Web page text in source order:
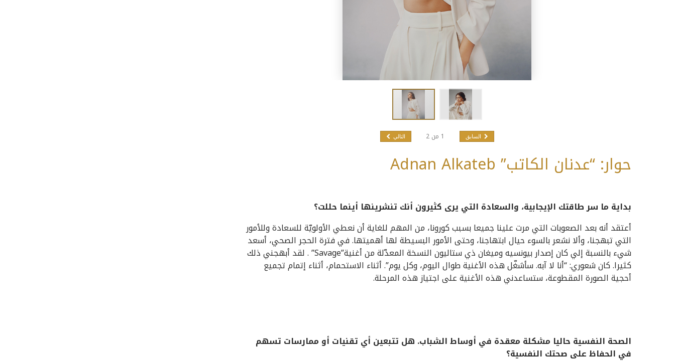
السابق 1 من 2 التالي
حوار: “عدنان الكاتب” Adnan Alkateb
بداية ما سر طاقتك الإيجابية، والسعادة التي يرى كثيرون أنك تنشرينها أينما حللت؟
أعتقد أنه بعد الصعوبات التي مرت علينا جميعا بسبب كورونا، من المهم للغاية أن نعطي الأولويّة للسعادة وللأمور
التي تبهجنا، وألا نشعر بالسوء حيال ابتهاجنا، وحتى الأمور البسيطة لها أهميتها. في فترة الحجر الصحي، أسعد
شيء بالنسبة إلي كان إصدار بيونسيه وميغان ذي ستاليون النسخة المعدّلة من أغنية”Savage” . لقد أبهجني ذلك
كثيرا. كان شعوري: “أنا لا آبه. سأشغّل هذه الأغنية طوال اليوم، وكل يوم”. أثناء الاستحمام، أثناء إتمام تجميع
أحجية الصورة المقطوعة، ستساعدني هذه الأغنية على اجتياز هذه المرحلة.
الصحة النفسية حاليا مشكلة معقدة في أوساط الشباب. هل تتبعين أي تقنيات أو ممارسات تسهم
في الحفاظ على صحتك النفسية؟